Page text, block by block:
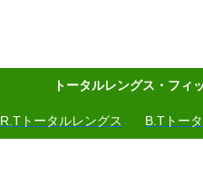
トータルレングス・フィ
R.Tトータルレングス B.Tトー